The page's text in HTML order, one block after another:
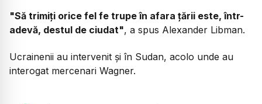
"Să trimiți orice fel fe trupe în afara țării este, într-
adevă, destul de ciudat", a spus Alexander Libman.
Ucrainenii au intervenit și în Sudan, acolo unde au
interogat mercenari Wagner.